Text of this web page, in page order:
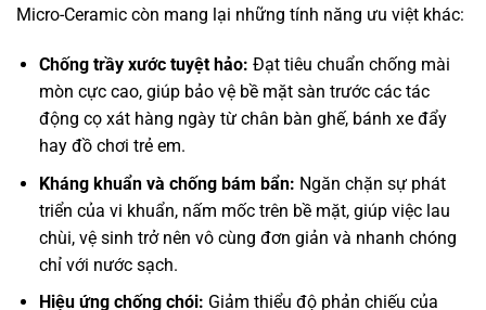
Micro-Ceramic còn mang lại những tính năng ưu việt khác:
Chống trầy xước tuyệt hảo: Đạt tiêu chuẩn chống mài
mòn cực cao, giúp bảo vệ bề mặt sàn trước các tác
động cọ xát hàng ngày từ chân bàn ghế, bánh xe đẩy
hay đồ chơi trẻ em.
Kháng khuẩn và chống bám bẩn: Ngăn chặn sự phát
triển của vi khuẩn, nấm mốc trên bề mặt, giúp việc lau
chùi, vệ sinh trở nên vô cùng đơn giản và nhanh chóng
chỉ với nước sạch.
Hiệu ứng chống chói: Giảm thiểu độ phản chiếu của